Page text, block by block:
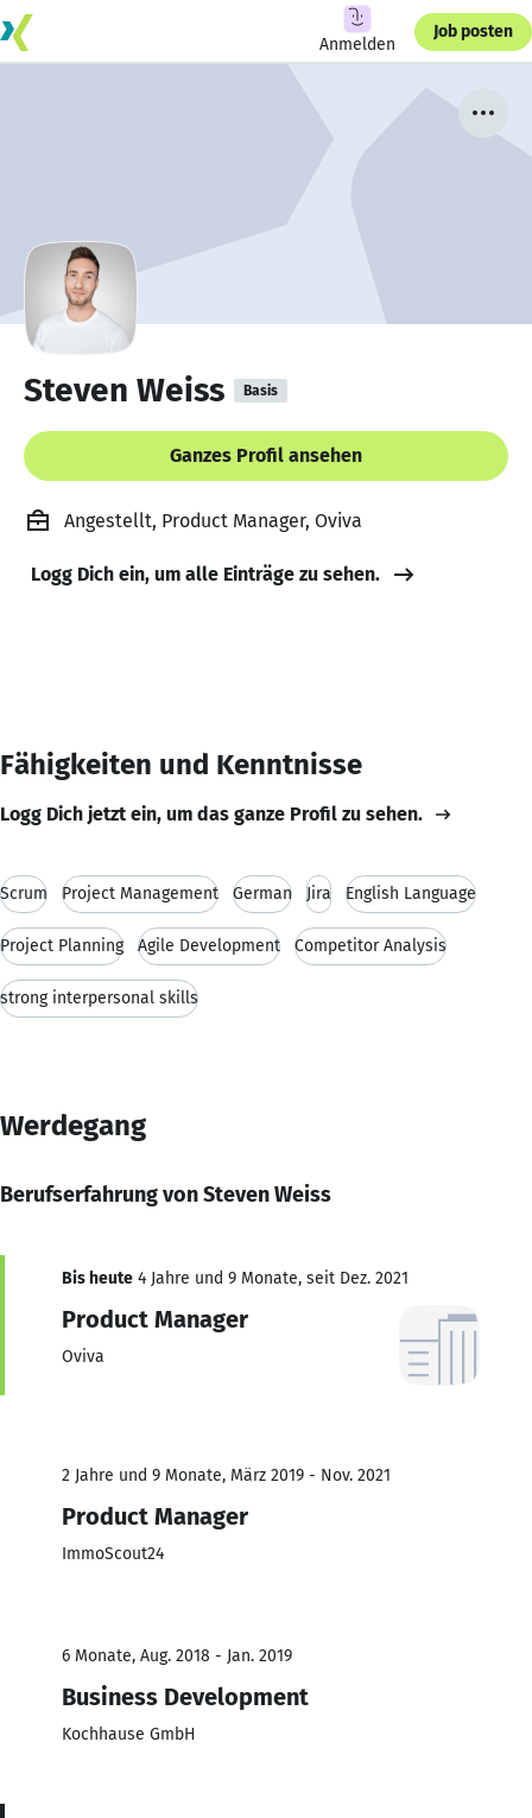
Anmelden
Job posten
Steven Weiss Basis
Ganzes Profil ansehen
Angestellt, Product Manager, Oviva
Logg Dich ein, um alle Einträge zu sehen.
Fähigkeiten und Kenntnisse
Logg Dich jetzt ein, um das ganze Profil zu sehen.
Scrum Project Management German Jira English Language
Project Planning Agile Development Competitor Analysis
strong interpersonal skills
Werdegang
Berufserfahrung von Steven Weiss
Bis heute 4 Jahre und 9 Monate, seit Dez. 2021
Product Manager
Oviva
2 Jahre und 9 Monate, März 2019 - Nov. 2021
Product Manager
ImmoScout24
6 Monate, Aug. 2018 - Jan. 2019
Business Development
Kochhause GmbH